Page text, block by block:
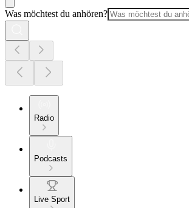
Was möchtest du anhören?
Radio
Podcasts
Live Sport